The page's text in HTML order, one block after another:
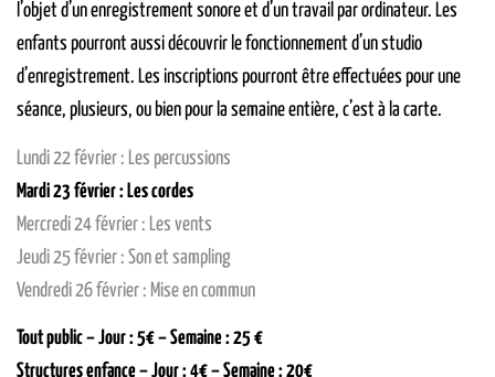
l’objet d’un enregistrement sonore et d’un travail par ordinateur. Les
enfants pourront aussi découvrir le fonctionnement d’un studio
d’enregistrement. Les inscriptions pourront être effectuées pour une
séance, plusieurs, ou bien pour la semaine entière, c’est à la carte.
Lundi 22 février : Les percussions
Mardi 23 février : Les cordes
Mercredi 24 février : Les vents
Jeudi 25 février : Son et sampling
Vendredi 26 février : Mise en commun
Tout public – Jour : 5€ – Semaine : 25 €
Structures enfance – Jour : 4€ – Semaine : 20€